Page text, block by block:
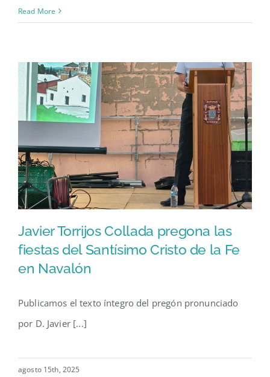
Read More
las fiestas del Santísimo Cristo
de la Fe en Navalón
Javier Torrijos Collada pregona las
fiestas del Santísimo Cristo de la Fe
en Navalón
Publicamos el texto íntegro del pregón pronunciado
por D. Javier [...]
agosto 15th, 2025